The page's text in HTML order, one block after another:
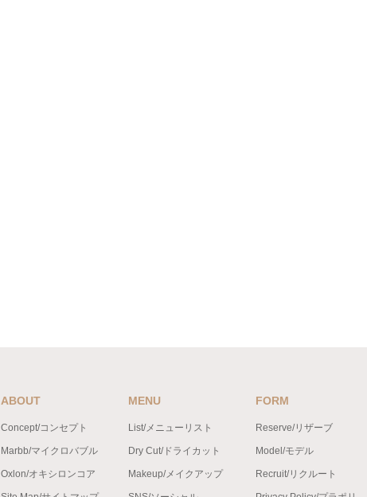
ABOUT
Concept/コンセプト
Marbb/マイクロバブル
Oxlon/オキシロンコア
MENU
List/メニューリスト
Dry Cut/ドライカット
Makeup/メイクアップ
FORM
Reserve/リザーブ
Model/モデル
Recruit/リクルート